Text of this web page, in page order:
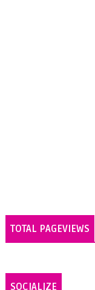
TOTAL PAGEVIEWS
SOCIALIZE